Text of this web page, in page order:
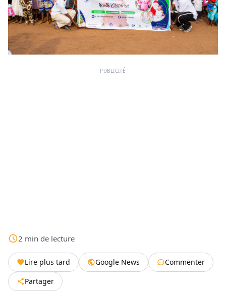
PUBLICITÉ
2 min de lecture
Lire plus tard Google News
Commenter
Partager